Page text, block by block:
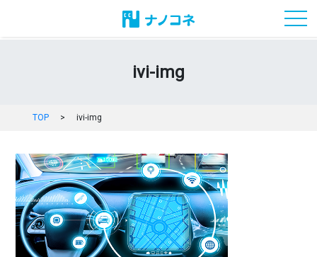
ivi-img
TOP > ivi-img